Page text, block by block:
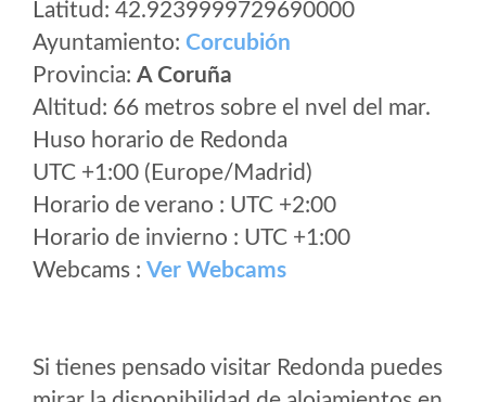
Latitud: 42.9239999729690000
Ayuntamiento: Corcubión
Provincia: A Coruña
Altitud: 66 metros sobre el nvel del mar.
Huso horario de Redonda
UTC +1:00 (Europe/Madrid)
Horario de verano : UTC +2:00
Horario de invierno : UTC +1:00
Webcams : Ver Webcams
Si tienes pensado visitar Redonda puedes